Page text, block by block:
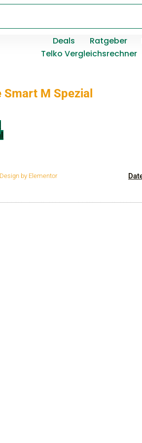
Deals Ratgeber
Telko Vergleichsrechner
M Spezial
by Elementor